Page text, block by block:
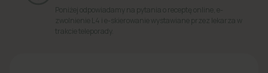
Poniżej odpowiadamy na pytania o receptę online, e-
zwolnienie L4 i e-skierowanie wystawiane przez lekarza w
trakcie teleporady.